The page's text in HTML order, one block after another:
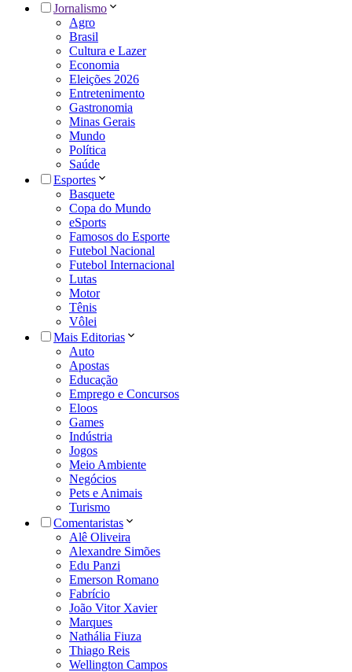
Jornalismo
Agro
Brasil
Cultura e Lazer
Economia
Eleições 2026
Entretenimento
Gastronomia
Minas Gerais
Mundo
Política
Saúde
Esportes
Basquete
Copa do Mundo
eSports
Famosos do Esporte
Futebol Nacional
Futebol Internacional
Lutas
Motor
Tênis
Vôlei
Mais Editorias
Auto
Apostas
Educação
Emprego e Concursos
Eloos
Games
Indústria
Jogos
Meio Ambiente
Negócios
Pets e Animais
Turismo
Comentaristas
Alê Oliveira
Alexandre Simões
Edu Panzi
Emerson Romano
Fabrício
João Vitor Xavier
Marques
Nathália Fiuza
Thiago Reis
Wellington Campos